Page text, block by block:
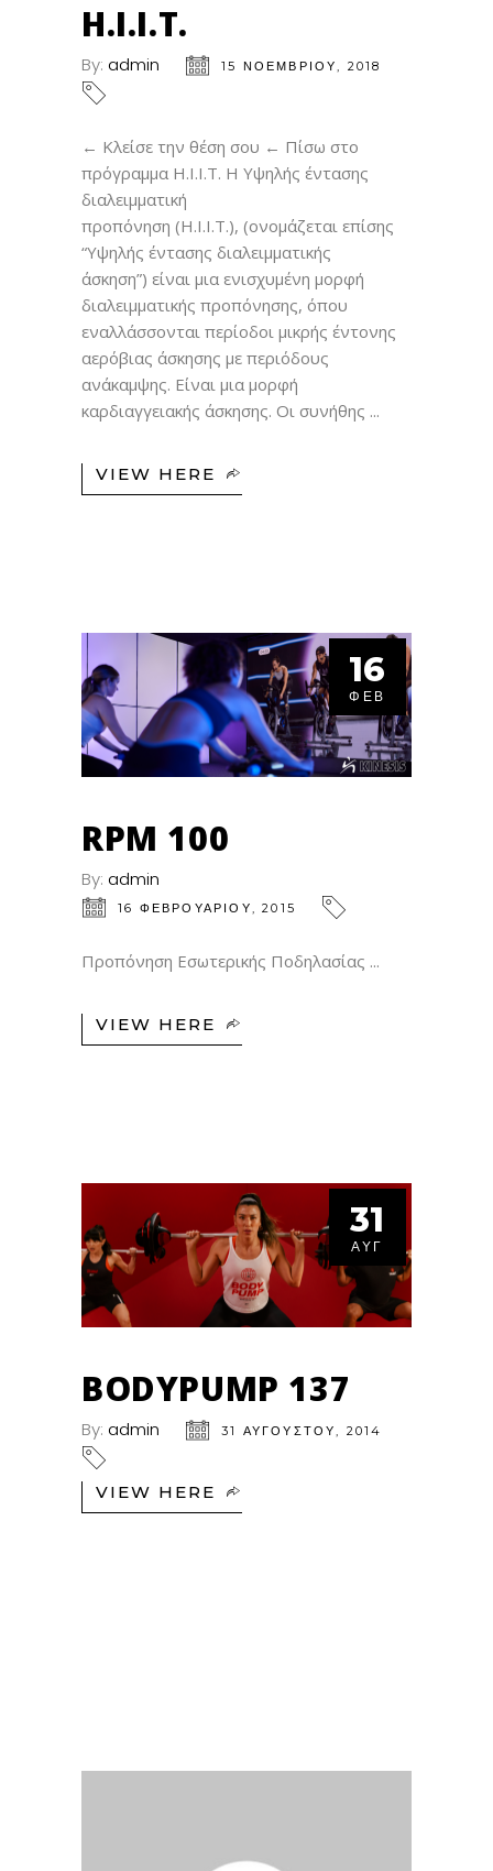
H.I.I.T.
By: admin 15 ΝΟΕΜΒΡΊΟΥ, 2018
← Κλείσε την θέση σου ← Πίσω στο
πρόγραμμα H.I.I.T. Η Υψηλής έντασης
διαλειμματική
προπόνηση (H.I.I.T.), (ονομάζεται επίσης
“Yψηλής έντασης διαλειμματικής
άσκηση”) είναι μια ενισχυμένη μορφή
διαλειμματικής προπόνησης, όπου
εναλλάσσονται περίοδοι μικρής έντονης
αερόβιας άσκησης με περιόδους
ανάκαμψης. Είναι μια μορφή
καρδιαγγειακής άσκησης. Οι συνήθης
VIEW HERE
16
ΦΕΒ
RPM 100
By: admin
16 ΦΕΒΡΟΥΑΡΊΟΥ, 2015
Προπόνηση Εσωτερικής Ποδηλασίας
VIEW HERE
31
ΑΥΓ
BODYPUMP 137
By: admin 31 ΑΥΓΟΎΣΤΟΥ, 2014
VIEW HERE